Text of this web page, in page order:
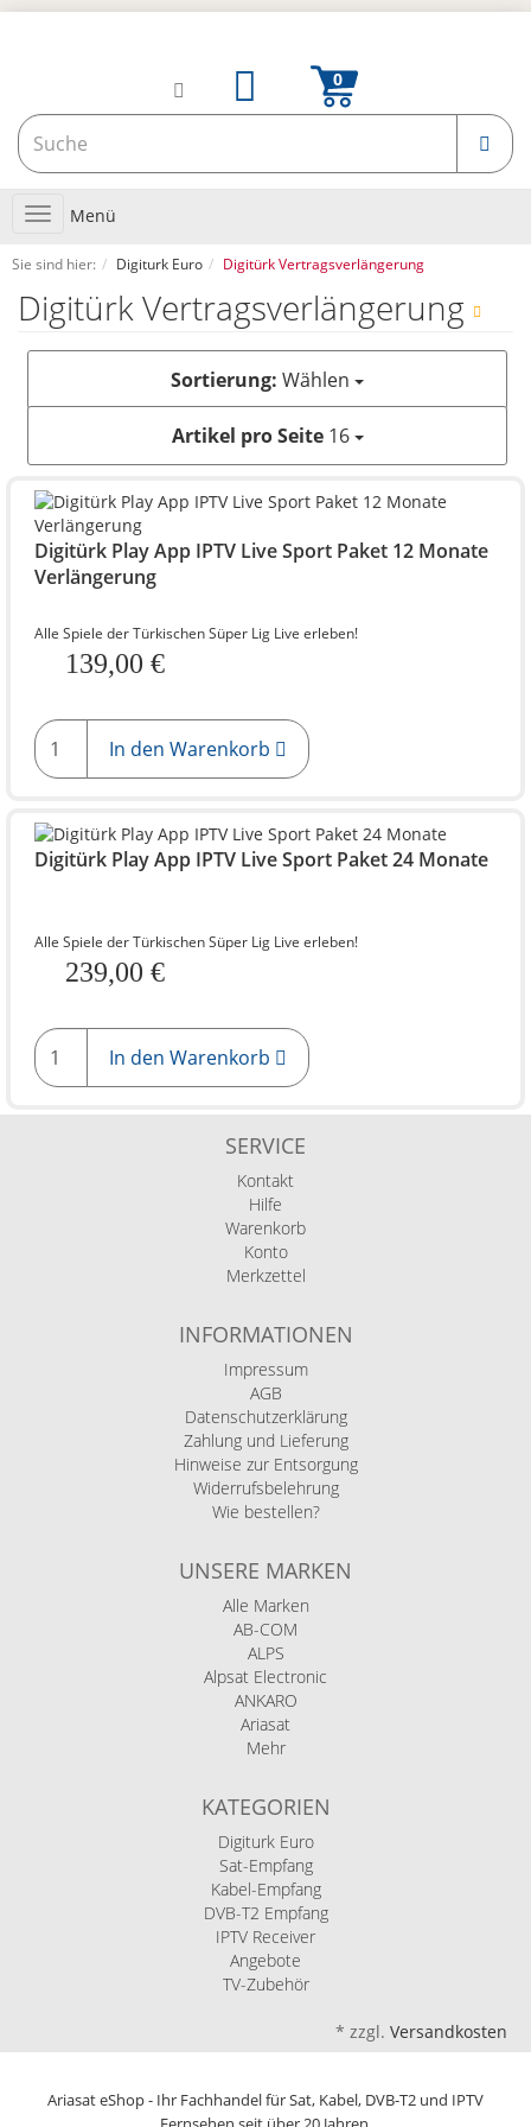
Toggle
navigation
Menü
Sie sind hier: Digiturk Euro Digitürk Vertragsverlängerung
Digitürk Vertragsverlängerung
Sortierung: Wählen
Artikel pro Seite16
Digitürk Play App IPTV Live Sport Paket 12 Monate
Verlängerung
Alle Spiele der Türkischen Süper Lig Live erleben!
139,00 €
In den Warenkorb
Digitürk Play App IPTV Live Sport Paket 24 Monate
Alle Spiele der Türkischen Süper Lig Live erleben!
239,00 €
In den Warenkorb
SERVICE
Kontakt
Hilfe
Warenkorb
Konto
Merkzettel
INFORMATIONEN
Impressum
AGB
Datenschutzerklärung
Zahlung und Lieferung
Hinweise zur Entsorgung
Widerrufsbelehrung
Wie bestellen?
UNSERE MARKEN
Alle Marken
AB-COM
ALPS
Alpsat Electronic
ANKARO
Ariasat
Mehr
KATEGORIEN
Digiturk Euro
Sat-Empfang
Kabel-Empfang
DVB-T2 Empfang
IPTV Receiver
Angebote
TV-Zubehör
* zzgl. Versandkosten
Ariasat eShop - Ihr Fachhandel für Sat, Kabel, DVB-T2 und IPTV